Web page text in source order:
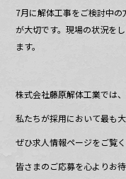
7月に解体工事をご検討中
が大切です。現場の状況を
ます。
株式会社藤原解体工業では
私たちが採用において最も
ぜひ求人情報ページをご覧く
皆さまのご応募を心よりお